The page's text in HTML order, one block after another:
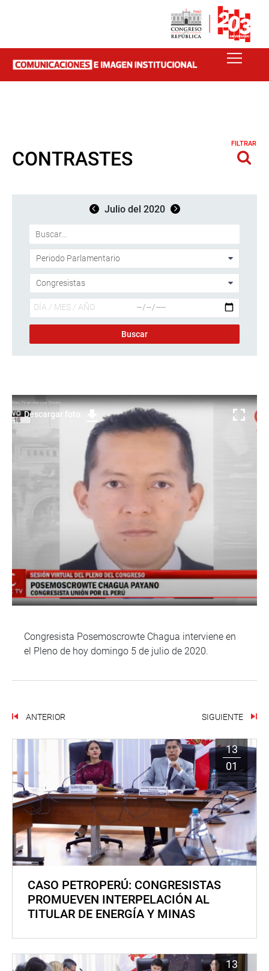
CONTRASTES
FILTRAR
Julio del 2020
Descargar foto
Congresista Posemoscrowte Chagua interviene en
el Pleno de hoy domingo 5 de julio de 2020.
ANTERIOR SIGUIENTE
13
01
CASO PETROPERÚ: CONGRESISTAS
PROMUEVEN INTERPELACIÓN AL
TITULAR DE ENERGÍA Y MINAS
13